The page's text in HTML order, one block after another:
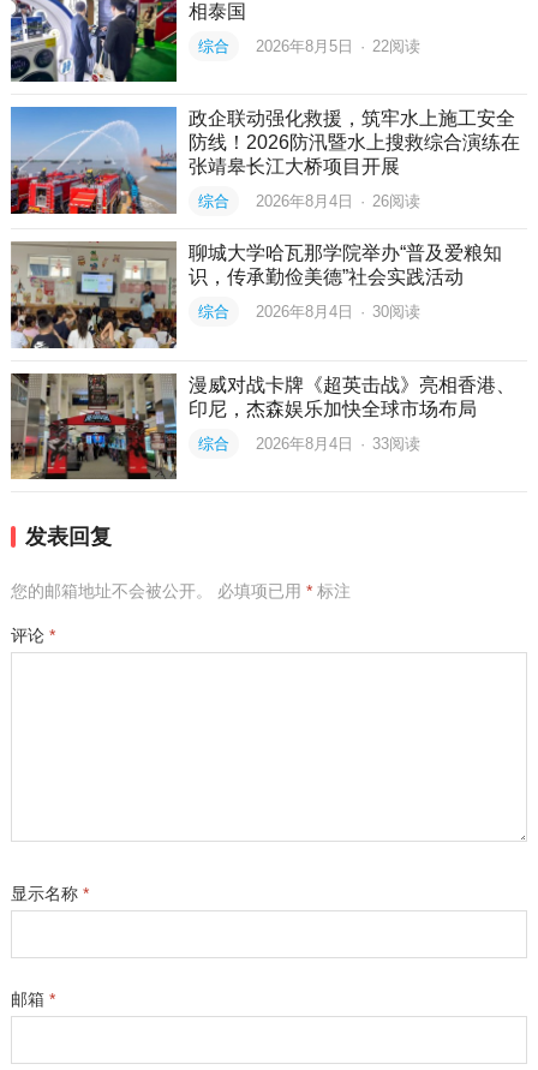
相泰国
综合 2026年8月5日 · 22阅读
政企联动强化救援，筑牢水上施工安全
防线！2026防汛暨水上搜救综合演练在
张靖皋长江大桥项目开展
综合 2026年8月4日 · 26阅读
聊城大学哈瓦那学院举办“普及爱粮知
识，传承勤俭美德”社会实践活动
综合 2026年8月4日 · 30阅读
漫威对战卡牌《超英击战》亮相香港、
印尼，杰森娱乐加快全球市场布局
综合 2026年8月4日 · 33阅读
发表回复
您的邮箱地址不会被公开。 必填项已用 *标注
评论 *
显示名称 *
邮箱 *